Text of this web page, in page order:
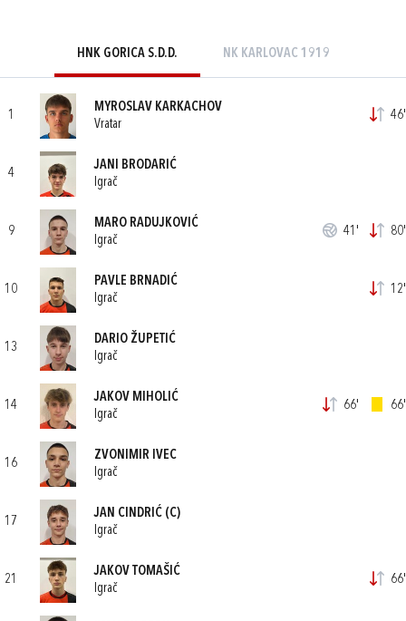
HNK GORICA S.D.D. NK KARLOVAC 1919
1
MYROSLAV KARKACHOV
Vratar
46'
4
JANI BRODARIĆ
Igrač
9
MARO RADUJKOVIĆ
Igrač
41' 80'
10
PAVLE BRNADIĆ
Igrač
12'
13
DARIO ŽUPETIĆ
Igrač
14
JAKOV MIHOLIĆ
Igrač
66' 66'
16
ZVONIMIR IVEC
Igrač
17
JAN CINDRIĆ (C)
Igrač
21
JAKOV TOMAŠIĆ
Igrač
66'